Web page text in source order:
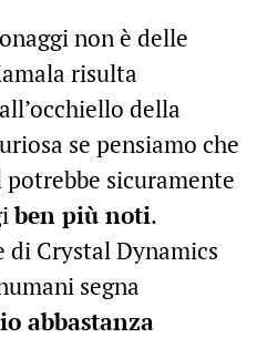
non è delle
risulta
della
se pensiamo che
sicuramente
ben più noti.
Crystal Dynamics
segna
abbastanza